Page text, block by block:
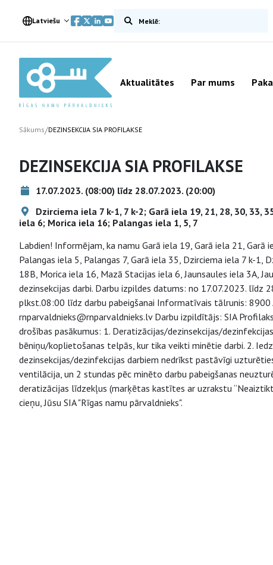
Latviešu Meklēt vietnē
Aktualitātes Par mums
Sākums/DEZINSEKCIJA SIA PROFILAKSE
DEZINSEKCIJA SIA PROFILAKSE
17.07.2023. (08:00) līdz 28.07.2023. (20:00)
Dzirciema iela 7 k-1, 7 k-2; Garā iela 19, 21, 28, 30, 33,
iela 6; Morica iela 16; Palangas iela 1, 5, 7
Labdien! Informējam, ka namu Garā iela 19, Garā iela 21, Garā
Palangas iela 5, Palangas 7, Garā iela 35, Dzirciema iela 7 k-1,
18B, Morica iela 16, Mazā Stacijas iela 6, Jaunsaules iela 3A,
dezinsekcijas darbi. Darbu izpildes datums: no 17.07.2023. līdz
plkst.08:00 līdz darbu pabeigšanai Informatīvais tālrunis:
rnparvaldnieks@rnparvaldnieks.lv Darbu izpildītājs: SIA
drošības pasākumus: 1. Deratizācijas/dezinsekcijas/
bēniņu/koplietošanas telpās, kur tika veikti minētie darbi. 2.
dezinsekcijas/dezinfekcijas darbiem nedrīkst pastāvīgi
ventilācija, un 2 stundas pēc minēto darbu pabeigšanas
deratizācijas līdzekļus (marķētas kastītes ar uzrakstu
cieņu, Jūsu SIA "Rīgas namu pārvaldnieks".